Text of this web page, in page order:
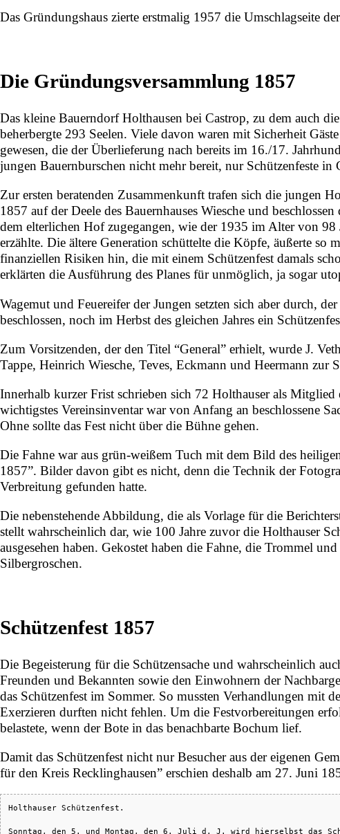
Das Gründungshaus zierte erstmalig 1957 die Umschlagseite
Die Gründungsversammlung 1857
Das kleine Bauerndorf Holthausen bei Castrop, zu dem auch
beherbergte 293 Seelen. Viele davon waren mit Sicherheit
gewesen, die der Überlieferung nach bereits im 16./17.
jungen Bauernburschen nicht mehr bereit, nur Schützenfeste in
Zur ersten beratenden Zusammenkunft trafen sich die jungen
1857 auf der Deele des Bauernhauses Wiesche und
dem elterlichen Hof zugegangen, wie der 1935 im Alter von
erzählte. Die ältere Generation schüttelte die Köpfe, äußerte
finanziellen Risiken hin, die mit einem Schützenfest damals
erklärten die Ausführung des Planes für unmöglich, ja sogar
Wagemut und Feuereifer der Jungen setzten sich aber durch,
beschlossen, noch im Herbst des gleichen Jahres ein
Zum Vorsitzenden, der den Titel “General” erhielt, wurde J.
Tappe, Heinrich Wiesche, Teves, Eckmann und Heermann zur
Innerhalb kurzer Frist schrieben sich 72 Holthauser als
wichtigstes Vereinsinventar war von Anfang an beschlossene
Ohne sollte das Fest nicht über die Bühne gehen.
Die Fahne war aus grün-weißem Tuch mit dem Bild des
1857”. Bilder davon gibt es nicht, denn die Technik der
Verbreitung gefunden hatte.
Die nebenstehende Abbildung, die als Vorlage für die
stellt wahrscheinlich dar, wie 100 Jahre zuvor die Holthauser
ausgesehen haben. Gekostet haben die Fahne, die Trommel
Silbergroschen.
Schützenfest 1857
Die Begeisterung für die Schützensache und wahrscheinlich
Freunden und Bekannten sowie den Einwohnern der
das Schützenfest im Sommer. So mussten Verhandlungen mit
Exerzieren durften nicht fehlen. Um die Festvorbereitungen
belastete, wenn der Bote in das benachbarte Bochum lief.
Damit das Schützenfest nicht nur Besucher aus der eigenen
für den Kreis Recklinghausen” erschien deshalb am 27. Juni
Holthauser Schützenfest.
Sonntag, den 5. und Montag, den 6. Juli d. J. wird hierselbst das